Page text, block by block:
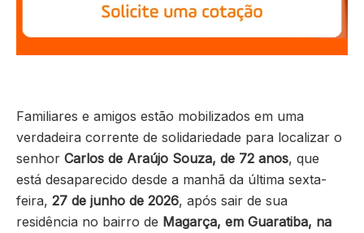
Familiares e amigos estão mobilizados em uma
verdadeira corrente de solidariedade para localizar o
senhor Carlos de Araújo Souza, de 72 anos, que
está desaparecido desde a manhã da última sexta-
feira, 27 de junho de 2026, após sair de sua
residência no bairro de Magarça, em Guaratiba, na